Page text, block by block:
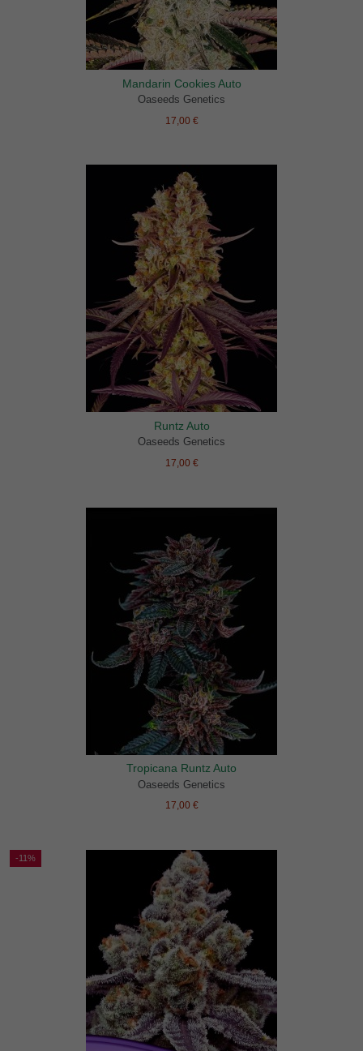
Mandarin Cookies Auto
Oaseeds Genetics
17,00 €
Runtz Auto
Oaseeds Genetics
17,00 €
Tropicana Runtz Auto
Oaseeds Genetics
17,00 €
-11%